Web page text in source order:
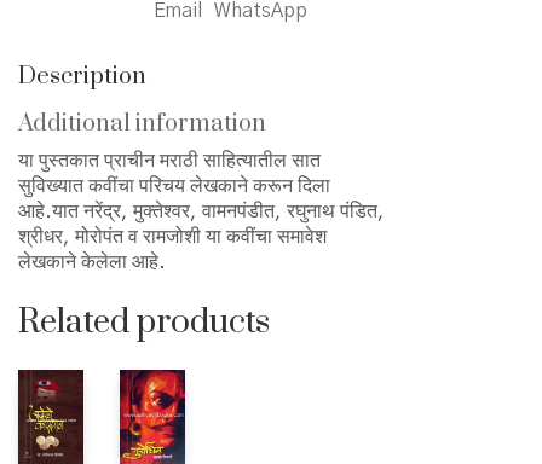
Email
WhatsApp
Description
Additional information
या पुस्तकात प्राचीन मराठी साहित्यातील सात
सुविख्यात कवींचा परिचय लेखकाने करून दिला
आहे.यात नरेंद्र, मुक्तेश्वर, वामनपंडीत, रघुनाथ पंडित,
श्रीधर, मोरोपंत व रामजोशी या कवींचा समावेश
लेखकाने केलेला आहे.
Related products